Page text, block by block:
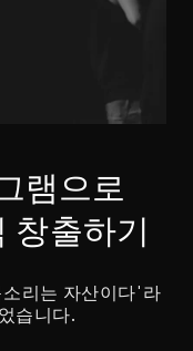
램으로
출하기
리는 자산이다'라
습니다.